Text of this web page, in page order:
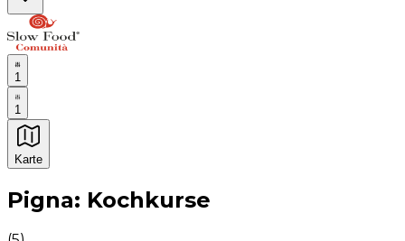
1
1
Karte
Unvergessliche kulinarische Erlebnisse:
Pigna: Kochkurse